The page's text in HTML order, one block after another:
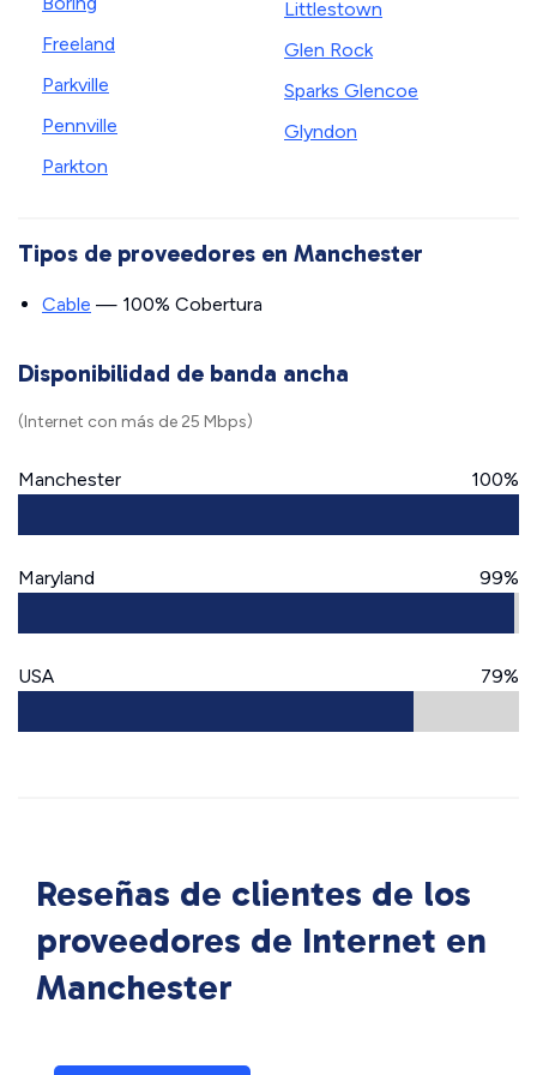
Freeland
Parkville
Pennville
Parkton
Littlestown
Glen Rock
Sparks Glencoe
Glyndon
Tipos de proveedores en Manchester
Cable — 100% Cobertura
Disponibilidad de banda ancha
(Internet con más de 25 Mbps)
Manchester 100%
Maryland 99%
USA 79%
Reseñas de clientes de los
proveedores de Internet en
Manchester